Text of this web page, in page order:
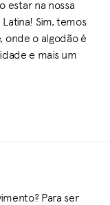
estar na nossa
Sim, temos
onde o algodão é
e mais um
Para ser